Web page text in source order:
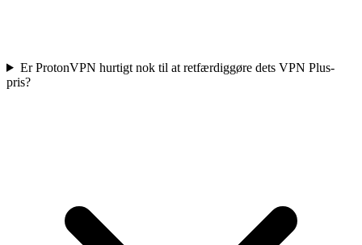
Er ProtonVPN hurtigt nok til at retfærdiggøre dets VPN Plus-
pris?